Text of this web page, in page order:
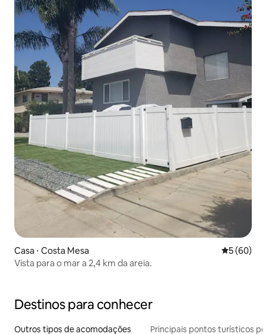
Casa ⋅ Costa Mesa 5 de uma
5 (60)
Vista para o mar a 2,4 km da areia.
Destinos para conhecer
Outros tipos de acomodações Principais pontos turísticos